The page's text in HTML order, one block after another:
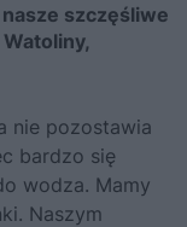
nasze szczęśliwe
nie pozostawia
bardzo się
wodza. Mamy
Naszym